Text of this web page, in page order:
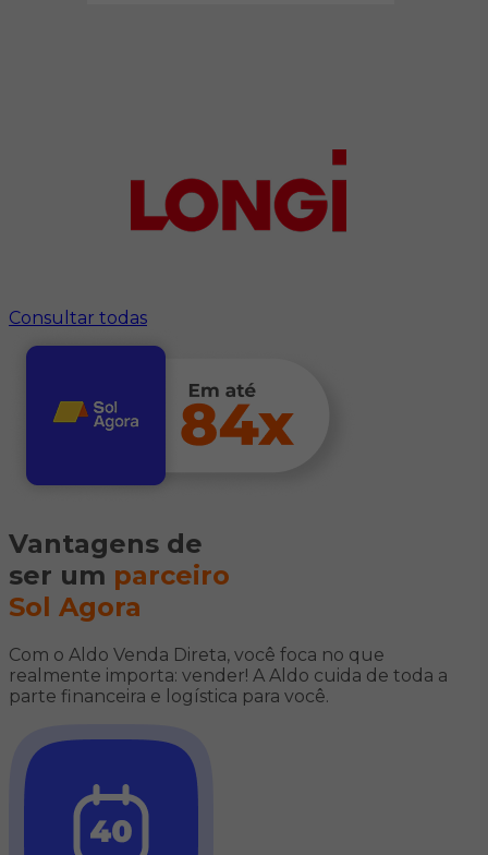
Consultar todas
Vantagens de
ser um parceiro
Sol Agora
Com o Aldo Venda Direta, você foca no que
realmente importa: vender! A Aldo cuida de toda a
parte financeira e logística para você.